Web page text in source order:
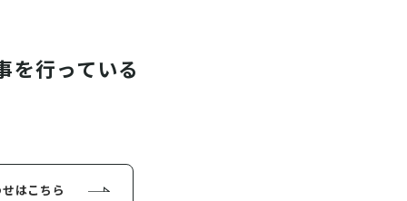
を行っている
はこちら